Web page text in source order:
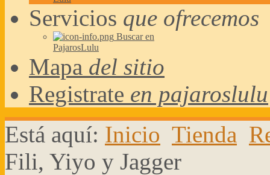
Servicios que ofrecemos
Buscar en
PajarosLulu
Mapa del sitio
Registrate en pajaroslulu
Está aquí: Inicio Tienda
Fili, Yiyo y Jagger